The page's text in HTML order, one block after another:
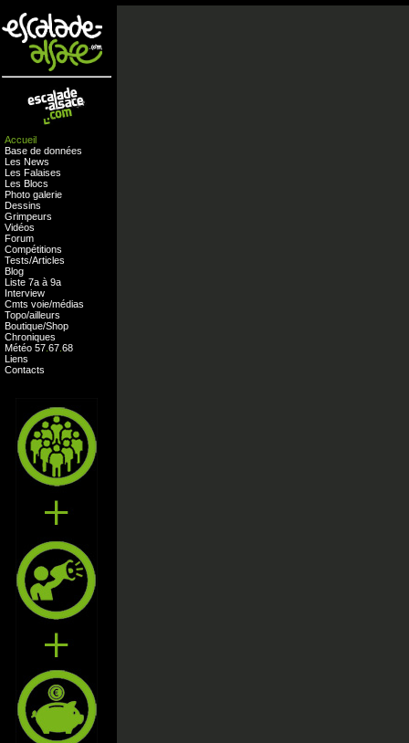
Accueil
Base de données
Les News
Les Falaises
Les Blocs
Photo galerie
Dessins
Grimpeurs
Vidéos
Forum
Compétitions
Tests/Articles
Blog
Liste 7a à 9a
Interview
Cmts voie/médias
Topo/ailleurs
Boutique/Shop
Chroniques
Météo 57 67 68
Liens
Contacts